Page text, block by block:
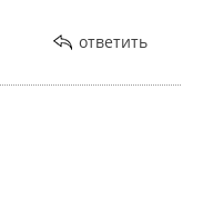
ответить